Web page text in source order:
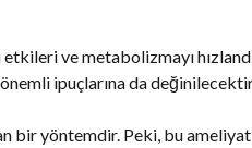
etkileri ve metabolizmayı
ipuçlarına da
bir yöntemdir. Peki, bu ameliyat